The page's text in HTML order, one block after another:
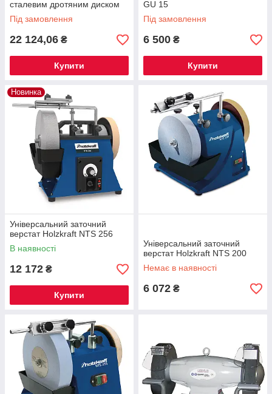
сталевим дротяним диском
OPTIgrind GU 25B (380 В)
Під замовлення
22 124,06 ₴
Купити
GU 15
Під замовлення
6 500 ₴
Купити
Новинка
Універсальний заточний
верстат Holzkraft NTS 256
В наявності
12 172 ₴
Купити
Універсальний заточний
верстат Holzkraft NTS 200
Немає в наявності
6 072 ₴